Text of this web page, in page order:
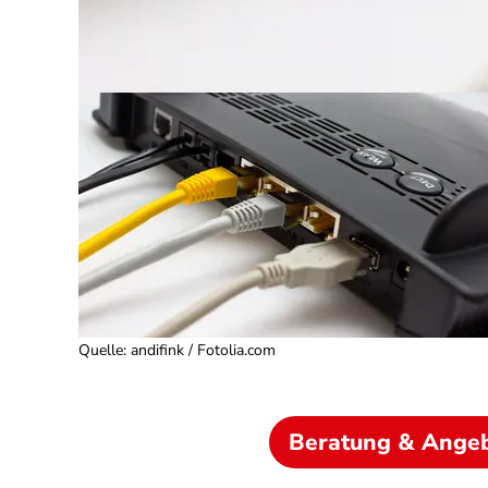
Quelle: andifink / Fotolia.com
Beratung &